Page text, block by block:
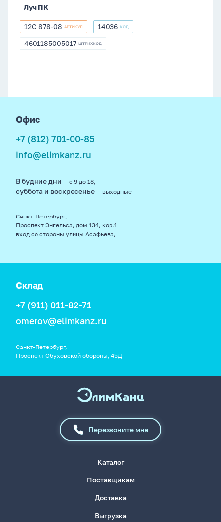
Луч ПК
12С
878-
12С 878-08 АРТИКУЛ 14036
14036 КОД
4601185005017
4601185005017 ШТРИХКОД
Офис
+7 (812) 701-00-85
info@elimkanz.ru
В будние дни — с 9 до 18,
суббота и воскресенье — выходные
Санкт-Петербург,
Проспект Энгельса, дом 134, кор.1
вход со стороны улицы Асафьева,
Склад
+7 (911) 011-82-71
omerov@elimkanz.ru
Санкт-Петербург,
Проспект Обуховской обороны, 45Д
Перезвоните мне
Каталог
Поставщикам
Доставка
Выгрузка